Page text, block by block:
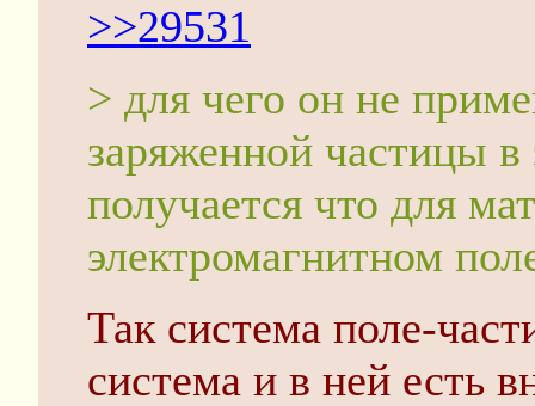
>>29531
> для чего он не
заряженной частицы
получается что для
электромагнитном
Так система поле-
система и в ней есть